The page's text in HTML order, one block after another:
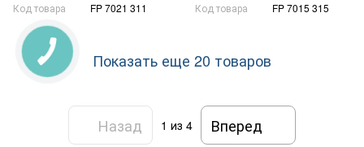
Код товара
FP 7021 311
Код товара
FP 7015 315
Показать еще 20 товаров
Назад 1 из 4 Вперед